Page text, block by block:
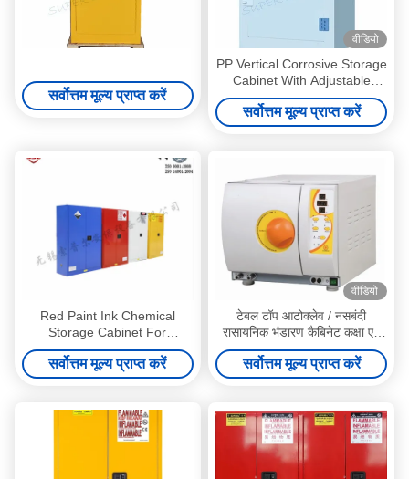
सर्वोत्तम मूल्य प्राप्त करें
वीडियो
PP Vertical Corrosive Storage
Cabinet With Adjustable
Shelves For Strong Acid
सर्वोत्तम मूल्य प्राप्त करें
Red Paint Ink Chemical
Storage Cabinet For
Flammable Liquids 60 Gallon
Free of charge
सर्वोत्तम मूल्य प्राप्त करें
वीडियो
टेबल टॉप आटोक्लेव / नसबंदी
रासायनिक भंडारण कैबिनेट कक्षा एन
श्रृंखला
सर्वोत्तम मूल्य प्राप्त करें